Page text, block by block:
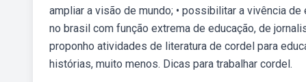
ampliar a visão de mundo; • possibilitar a vivência
no brasil com função extrema de educação, de
proponho atividades de literatura de cordel para
histórias, muito menos. Dicas para trabalhar cordel.